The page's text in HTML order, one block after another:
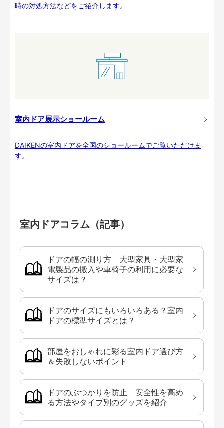
時の対処方法などをご紹介します。
室内ドア展示ショールーム
DAIKENの室内ドアを全国のショールームでご覧いただけま
す。
室内ドアコラム（記事）
ドアの幅の測り方 大型家具・大型家
電製品の搬入や車椅子の利用に必要な
サイズは？
ドアのサイズにもいろいろある？室内
ドアの標準サイズとは？
部屋をおしゃれに彩る室内ドア選び方
＆失敗しないポイント
ドアのぶつかりを防止 安全性を高め
る方法やタイプ別のグッズを紹介